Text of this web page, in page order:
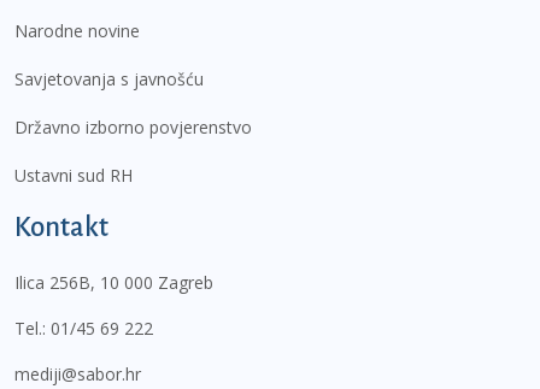
Narodne novine
Savjetovanja s javnošću
Državno izborno povjerenstvo
Ustavni sud RH
Kontakt
Ilica 256B, 10 000 Zagreb
Tel.: 01/45 69 222
mediji@sabor.hr